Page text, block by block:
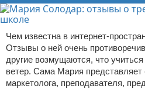
Чем известна в интернет-
Отзывы о ней очень
другие возмущаются, что
ветер. Сама Мария представляет
маркетолога, преподавателя,